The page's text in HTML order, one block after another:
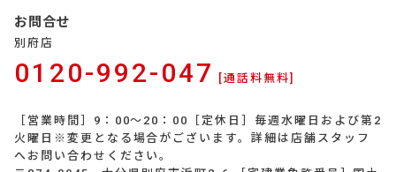
お問合せ
別府店
0120-992-047 [通話料無料]
［営業時間］9：00～20：00［定休日］毎週水曜日および第2
火曜日※変更となる場合がございます。詳細は店舗スタッフ
へお問い合わせください。